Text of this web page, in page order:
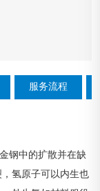
服务流程
钢中的扩散并在缺
氢原子可以内生也